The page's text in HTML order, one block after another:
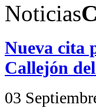
Noticias
Nueva cita
Callejón
03